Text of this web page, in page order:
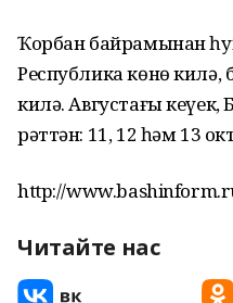
Ҡорбан байрамынан
Республика көнө
килә. Августағы кеүек,
рәттән: 11, 12 һәм 13
http://
Читайте нас